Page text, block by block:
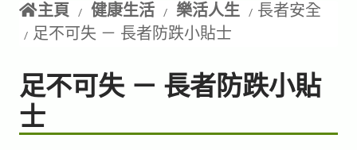
主頁 健康生活 樂活人生
長者安全
足不可失 － 長者防跌小貼士
足不可失 － 長者防跌小貼
士